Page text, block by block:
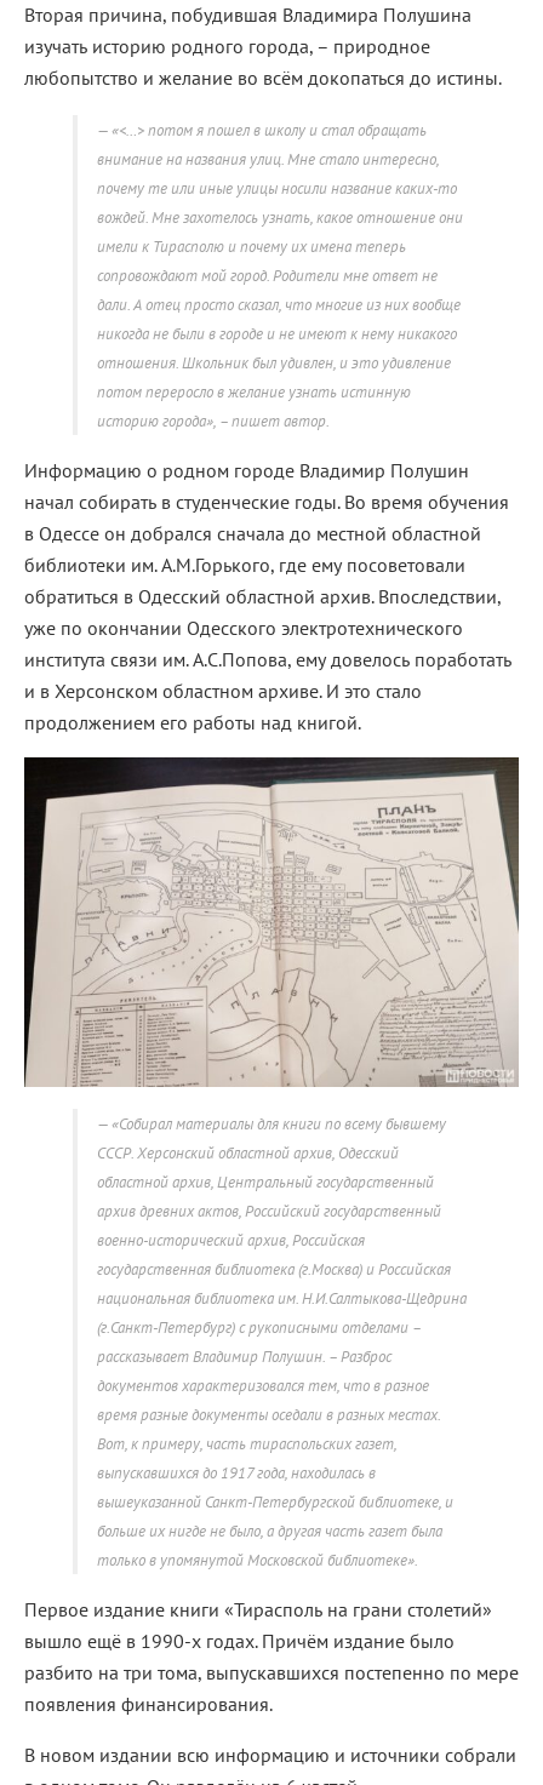
Вторая причина, побудившая Владимира Полушина
изучать историю родного города, – природное
любопытство и желание во всём докопаться до истины.
«<…> потом я пошел в школу и стал обращать
внимание на названия улиц. Мне стало интересно,
почему те или иные улицы носили название каких-то
вождей. Мне захотелось узнать, какое отношение они
имели к Тирасполю и почему их имена теперь
сопровождают мой город. Родители мне ответ не
дали. А отец просто сказал, что многие из них вообще
никогда не были в городе и не имеют к нему никакого
отношения. Школьник был удивлен, и это удивление
потом переросло в желание узнать истинную
историю города», – пишет автор.
Информацию о родном городе Владимир Полушин
начал собирать в студенческие годы. Во время обучения
в Одессе он добрался сначала до местной областной
библиотеки им. А.М.Горького, где ему посоветовали
обратиться в Одесский областной архив. Впоследствии,
уже по окончании Одесского электротехнического
института связи им. А.С.Попова, ему довелось поработать
и в Херсонском областном архиве. И это стало
продолжением его работы над книгой.
«Собирал материалы для книги по всему бывшему
СССР. Херсонский областной архив, Одесский
областной архив, Центральный государственный
архив древних актов, Российский государственный
военно-исторический архив, Российская
государственная библиотека (г.Москва) и Российская
национальная библиотека им. Н.И.Салтыкова-Щедрина
(г.Санкт-Петербург) с рукописными отделами –
рассказывает Владимир Полушин. – Разброс
документов характеризовался тем, что в разное
время разные документы оседали в разных местах.
Вот, к примеру, часть тираспольских газет,
выпускавшихся до 1917 года, находилась в
вышеуказанной Санкт-Петербургской библиотеке, и
больше их нигде не было, а другая часть газет была
только в упомянутой Московской библиотеке».
Первое издание книги «Тирасполь на грани столетий»
вышло ещё в 1990-х годах. Причём издание было
разбито на три тома, выпускавшихся постепенно по мере
появления финансирования.
В новом издании всю информацию и источники собрали